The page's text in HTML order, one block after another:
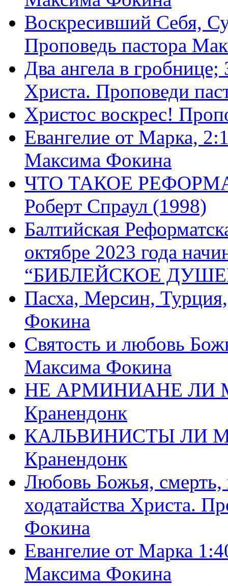
Воскресивший Себя,
Проповедь пастора
Два ангела в
Христа. Проповеди
Христос воскрес!
Евангелие от Марка,
Максима Фокина
ЧТО ТАКОЕ
Роберт Спраул (1998)
Балтийская
октябре 2023 года
“БИБЛЕЙСКОЕ
Пасха, Мерсин,
Фокина
Святость и любовь
Максима Фокина
НЕ АРМИНИАНЕ ЛИ
Кранендонк
КАЛЬВИНИСТЫ ЛИ
Кранендонк
Любовь Божья, смерть,
ходатайства Христа.
Фокина
Евангелие от Марка
Максима Фокина